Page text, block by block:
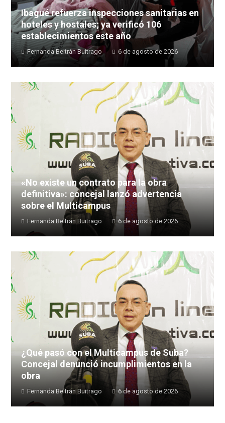
Ibagué refuerza inspecciones sanitarias en
hoteles y hostales; ya verificó 106
establecimientos este año
Fernanda Beltrán Buitrago 6 de agosto de 2026
«No existe un contrato para la obra
definitiva»: concejal lanzó advertencia
sobre el Multicampus
Fernanda Beltrán Buitrago 6 de agosto de 2026
¿Qué pasó con el Multicampus de Suba?
Concejal denunció incumplimientos en la
obra
Fernanda Beltrán Buitrago 6 de agosto de 2026